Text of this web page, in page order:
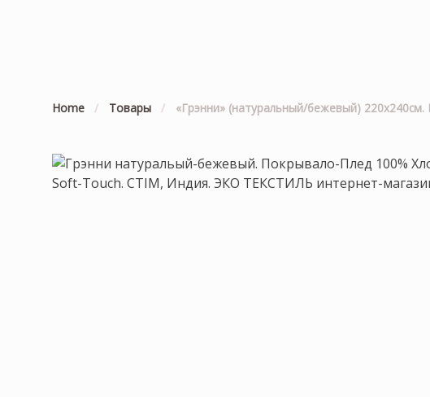
Home / Товары / «Грэнни» (натуральный/бежевый)